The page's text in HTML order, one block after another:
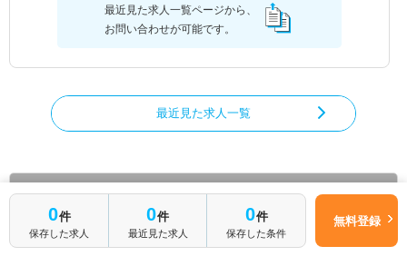
最近見た求人一覧ページから、
お問い合わせが可能です。
最近見た求人一覧
0件
保存した求人
0件
最近見た求人
0件
保存した条件
無料登録
言語聴覚士の求人を絞り込む
都道府県から言語聴覚士の求人を探す